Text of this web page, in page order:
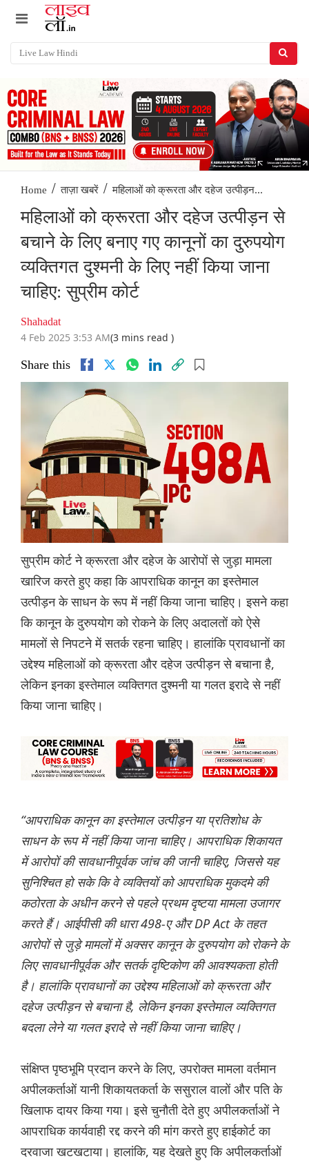
Home / ताज़ा खबरें / महिलाओं को क्रूरता और दहेज उत्पीड़न...
महिलाओं को क्रूरता और दहेज उत्पीड़न से
बचाने के लिए बनाए गए कानूनों का दुरुपयोग
व्यक्तिगत दुश्मनी के लिए नहीं किया जाना
चाहिए: सुप्रीम कोर्ट
Shahadat
4 Feb 2025 3:53 AM(3 mins read )
Share this
सुप्रीम कोर्ट ने क्रूरता और दहेज के आरोपों से जुड़ा मामला
खारिज करते हुए कहा कि आपराधिक कानून का इस्तेमाल
उत्पीड़न के साधन के रूप में नहीं किया जाना चाहिए। इसने कहा
कि कानून के दुरुपयोग को रोकने के लिए अदालतों को ऐसे
मामलों से निपटने में सतर्क रहना चाहिए। हालांकि प्रावधानों का
उद्देश्य महिलाओं को क्रूरता और दहेज उत्पीड़न से बचाना है,
लेकिन इनका इस्तेमाल व्यक्तिगत दुश्मनी या गलत इरादे से नहीं
किया जाना चाहिए।
“आपराधिक कानून का इस्तेमाल उत्पीड़न या प्रतिशोध के
साधन के रूप में नहीं किया जाना चाहिए। आपराधिक शिकायत
में आरोपों की सावधानीपूर्वक जांच की जानी चाहिए, जिससे यह
सुनिश्चित हो सके कि वे व्यक्तियों को आपराधिक मुकदमे की
कठोरता के अधीन करने से पहले प्रथम दृष्टया मामला उजागर
करते हैं। आईपीसी की धारा 498-ए और DP Act के तहत
आरोपों से जुड़े मामलों में अक्सर कानून के दुरुपयोग को रोकने के
लिए सावधानीपूर्वक और सतर्क दृष्टिकोण की आवश्यकता होती
है। हालांकि प्रावधानों का उद्देश्य महिलाओं को क्रूरता और
दहेज उत्पीड़न से बचाना है, लेकिन इनका इस्तेमाल व्यक्तिगत
बदला लेने या गलत इरादे से नहीं किया जाना चाहिए।
संक्षिप्त पृष्ठभूमि प्रदान करने के लिए, उपरोक्त मामला वर्तमान
अपीलकर्ताओं यानी शिकायतकर्ता के ससुराल वालों और पति के
खिलाफ दायर किया गया। इसे चुनौती देते हुए अपीलकर्ताओं ने
आपराधिक कार्यवाही रद्द करने की मांग करते हुए हाईकोर्ट का
दरवाजा खटखटाया। हालांकि, यह देखते हुए कि अपीलकर्ताओं